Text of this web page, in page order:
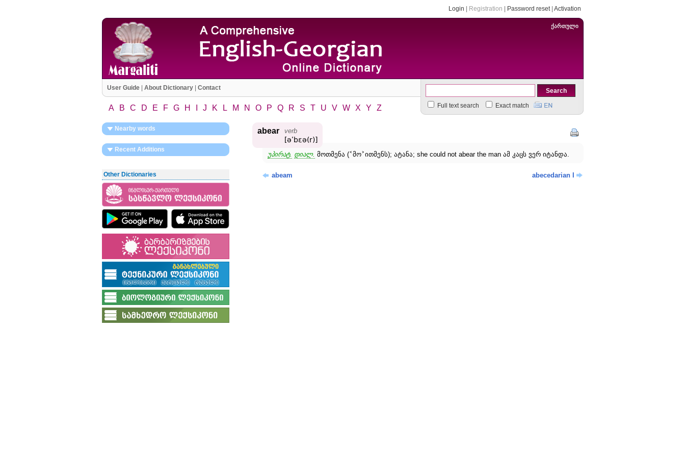
Login Registration Password reset| Activation
ქართული
User Guide| About Dictionary| Contact
Full text search Exact match
A B C D E F G H J K L M N O P Q R S T U V W X Y Z
Nearby words
Recent Additions
Other Dictionaries
abear verb
[əʹbɛə(r)]
უპირატ. დიალ. მოთმენა (˂მო˃ითმენს); ატანა; she could not abear the man ამ კაცს ვერ იტანდა.
abeam abecedarian I